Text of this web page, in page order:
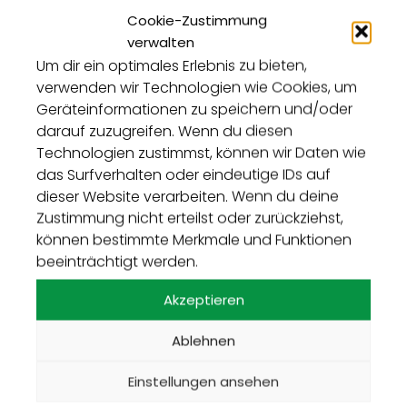
Cookie-Zustimmung
verwalten
Um dir ein optimales Erlebnis zu bieten,
verwenden wir Technologien wie Cookies, um
Geräteinformationen zu speichern und/oder
darauf zuzugreifen. Wenn du diesen
Technologien zustimmst, können wir Daten wie
das Surfverhalten oder eindeutige IDs auf
dieser Website verarbeiten. Wenn du deine
Zustimmung nicht erteilst oder zurückziehst,
können bestimmte Merkmale und Funktionen
beeinträchtigt werden.
Akzeptieren
Ablehnen
Einstellungen ansehen
Der Dachablauf wird freigeschnitten © Optigrün
Falls
mehrere
hutzfolie
n
erforderli
sollten
diese mit
einer
ung von
1,5 m verlegt werden. Falls die
Wurzelschutzfoliegrößer als die Dachfläche ist,
Randbereich gegen die Aufkantung gestellt und